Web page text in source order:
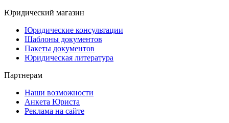
Юридический магазин
Юридические консультации
Шаблоны документов
Пакеты документов
Юридическая литература
Партнерам
Наши возможности
Анкета Юриста
Реклама на сайте